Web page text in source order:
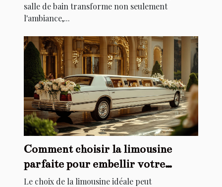
salle de bain transforme non seulement
l'ambiance,...
Comment choisir la limousine
parfaite pour embellir votre
mariage
Le choix de la limousine idéale peut